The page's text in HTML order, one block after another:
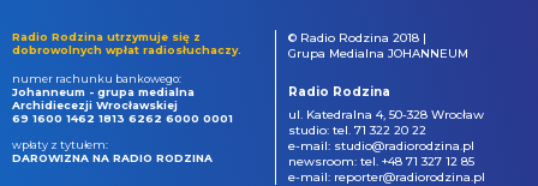
Radio Rodzina utrzymuje się z
dobrowolnych wpłat radiosłuchaczy.
numer rachunku bankowego:
Johanneum - grupa medialna
Archidiecezji Wrocławskiej
69 1600 1462 1813 6262 6000 0001
wpłaty z tytułem:
DAROWIZNA NA RADIO RODZINA
© Radio Rodzina 2018 |
Grupa Medialna JOHANNEUM
Radio Rodzina
ul. Katedralna 4, 50-328 Wrocław
studio: tel. 71 322 20 22
e-mail: studio@radiorodzina.pl
newsroom: tel. +48 71 327 12 85
e-mail: reporter@radiorodzina.pl